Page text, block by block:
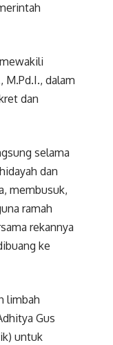
M.Pd.I., dalam
dan
selama
dan
membusuk,
ramah
rekannya
ke
limbah
Gus
untuk